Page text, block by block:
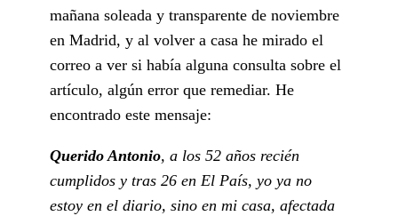
mañana soleada y transparente de noviembre
en Madrid, y al volver a casa he mirado el
correo a ver si había alguna consulta sobre el
artículo, algún error que remediar. He
encontrado este mensaje:
Querido Antonio, a los 52 años recién
cumplidos y tras 26 en El País, yo ya no
estoy en el diario, sino en mi casa, afectada